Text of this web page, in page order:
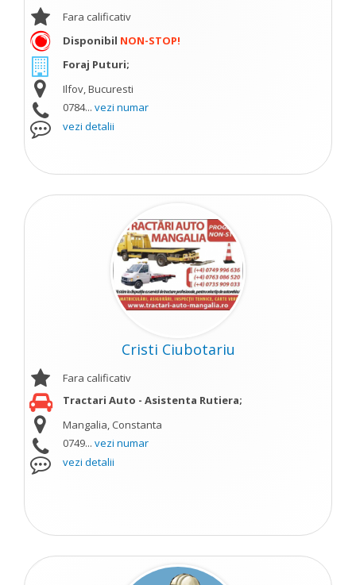
Fara calificativ
Disponibil NON-STOP!
Foraj Puturi;
Ilfov, Bucuresti
0784... vezi numar
vezi detalii
Cristi Ciubotariu
Fara calificativ
Tractari Auto - Asistenta Rutiera;
Mangalia, Constanta
0749... vezi numar
vezi detalii